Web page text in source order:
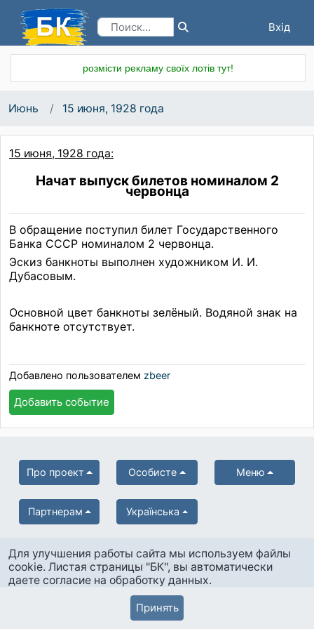
Вхід
розмісти рекламу своїх лотів тут!
Июнь 15 июня, 1928 года
15 июня, 1928 года:
Начат выпуск билетов номиналом 2
червонца
В обращение поступил билет Государственного
Банка СССР номиналом 2 червонца.
Эскиз банкноты выполнен художником И. И.
Дубасовым.
Основной цвет банкноты зелёный. Водяной знак на
банкноте отсутствует.
Добавлено пользователем zbeer
Добавить событие
Про проект Особисте Меню
Партнерам Українська
© Боністика-Клуб 2004-2026
Для улучшения работы сайта мы используем файлы
cookie. Листая страницы "БК", вы автоматически
даете согласие на обработку данных.
Принять